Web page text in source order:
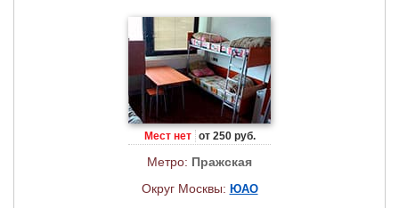
Мест нет от 250 руб.
Метро: Пражская
Округ Москвы: ЮАО